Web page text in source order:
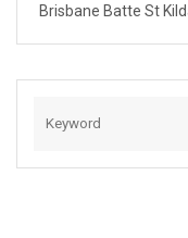
Brisbane Batte St